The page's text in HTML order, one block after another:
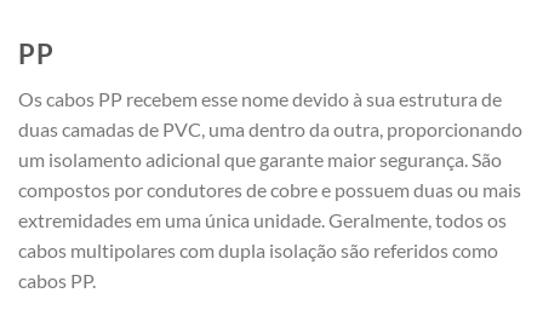
PP
Os cabos PP recebem esse nome devido à sua estrutura de
duas camadas de PVC, uma dentro da outra, proporcionando
um isolamento adicional que garante maior segurança. São
compostos por condutores de cobre e possuem duas ou mais
extremidades em uma única unidade. Geralmente, todos os
cabos multipolares com dupla isolação são referidos como
cabos PP.